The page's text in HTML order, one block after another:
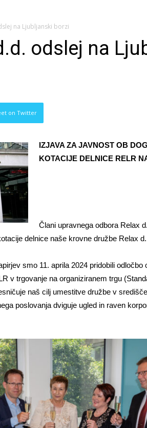
na Ljubljanski borzi
odslej na
on Twitter
IZJAVA ZA JAVNOST OB
KOTACIJE DELNICE RELR
Člani upravnega odbora Relax
delnice naše krovne družbe Relax
smo 11. aprila 2024 pridobili odločbo
v trgovanje na organiziranem trgu
naš cilj umestitve družbe v
poslovanja dviguje ugled in raven